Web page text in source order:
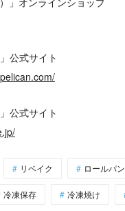
公式サイト
公式サイト
リベイク ロールパン
冷凍保存 冷凍焼け